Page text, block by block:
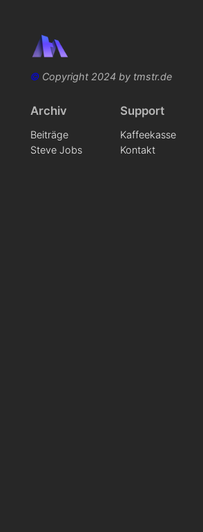
©Copyright 2024 by tmstr.de
Archiv
Beiträge
Steve Jobs
Support
Kaffeekasse
Kontakt